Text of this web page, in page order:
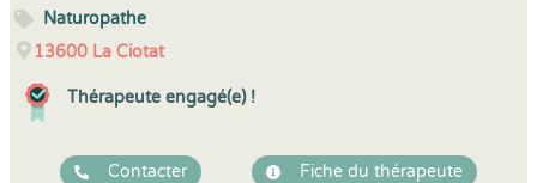
Naturopathe
13600 La Ciotat
Thérapeute engagé(e) !
Contacter Fiche du thérapeute